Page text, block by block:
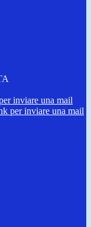
inviare una mail
per inviare una mail